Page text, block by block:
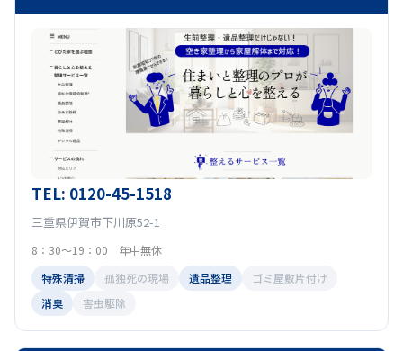
TEL: 0120-45-1518
三重県伊賀市下川原52-1
8：30～19：00 年中無休
特殊清掃
孤独死の現場 遺品整理
ゴミ屋敷片付け
消臭
害虫駆除